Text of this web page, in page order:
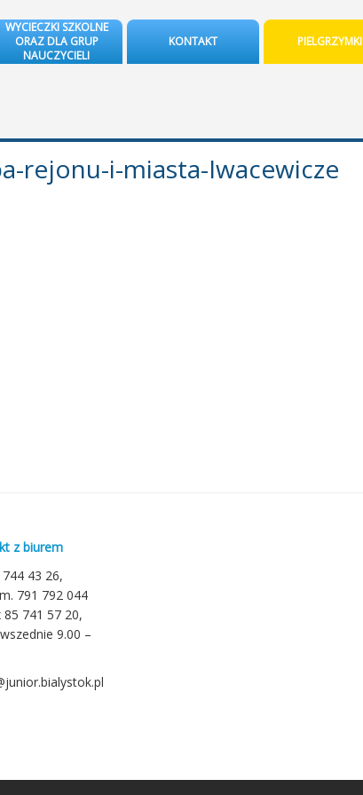
WYCIECZKI SZKOLNE
ORAZ DLA GRUP
NAUCZYCIELI
KONTAKT PIELGRZYMKI
rejonu-i-miasta-Iwacewicze
z biurem
43 26,
791 792 044
741 57 20,
9.00 –